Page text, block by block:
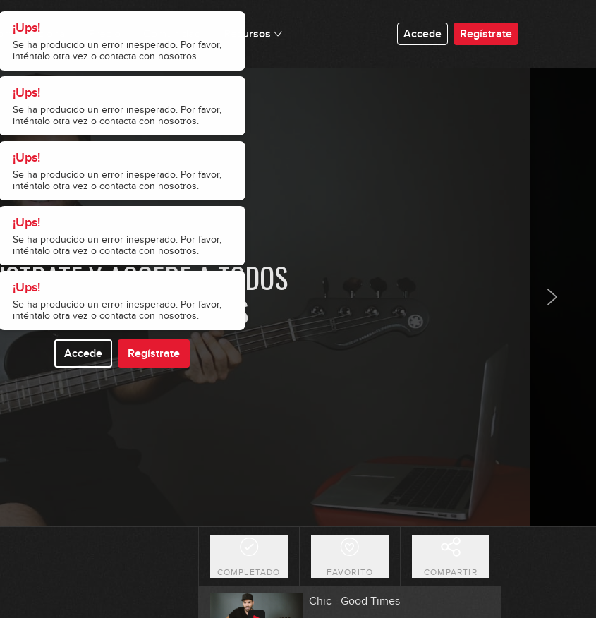
¡Ups!
Se ha producido un error inesperado. Por favor,
inténtalo otra vez o contacta con nosotros.
¡Ups!
Se ha producido un error inesperado. Por favor,
inténtalo otra vez o contacta con nosotros.
¡Ups!
Se ha producido un error inesperado. Por favor,
inténtalo otra vez o contacta con nosotros.
¡Ups!
Se ha producido un error inesperado. Por favor,
inténtalo otra vez o contacta con nosotros.
¡Ups!
Se ha producido un error inesperado. Por favor,
inténtalo otra vez o contacta con nosotros.
funciona Recursos Accede Regístrate
· ACCESO RESTRINGIDO ·
Y ACCEDE A TODOS
CONTENIDOS
Accede Regístrate
COMPLETADO FAVORITO COMPARTIR
10:09
Michael Jackson - Billie Jean
GRATIS
Gorillaz - Feel Good Inc.
21:53
Bon Jovi - Livin' On A Prayer
Chic - Good Times